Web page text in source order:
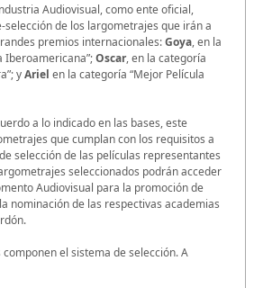
Audiovisual, como ente oficial,
selección de los largometrajes que irán a
premios internacionales:Goya, en la
Iberoamericana”;Oscar, en la categoría
yAriel en la categoría “Mejor Película
a lo indicado en las bases, este
que cumplan con los requisitos a
selección de las películas representantes
seleccionados podrán acceder
Audiovisual para la promoción de
nominación de las respectivas academias
el sistema de selección. A